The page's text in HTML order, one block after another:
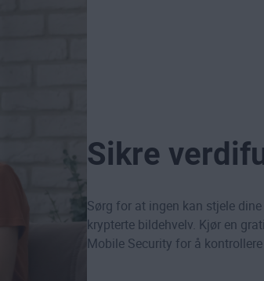
Sikre
Sørg for at ingen kan stjele
krypterte bildehvelv. Kjør en
Mobile Security for å